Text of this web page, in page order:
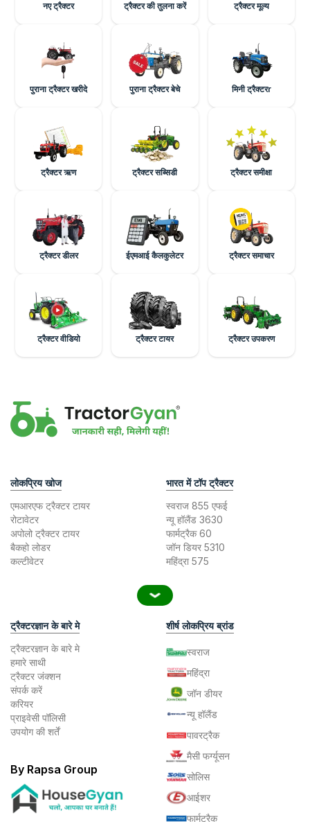
नए ट्रैक्टर ट्रैक्टर की तुलना करें ट्रैक्टर मूल्य
पुराना ट्रैक्टर खरीदे पुराना ट्रैक्टर बेचे मिनी ट्रैक्टरr
ट्रैक्टर ऋण ट्रैक्टर सब्सिडी ट्रैक्टर समीक्षा
ट्रैक्टर डीलर ईएमआई कैलकुलेटर ट्रैक्टर समाचार
ट्रैक्टर वीडियो ट्रैक्टर टायर ट्रैक्टर उपकरण
लोकप्रिय खोज
एमआरएफ ट्रैक्टर टायर
रोटावेटर
अपोलो ट्रैक्टर टायर
बैकहो लोडर
कल्टीवेटर
भारत में टॉप ट्रैक्टर
स्वराज 855 एफई
न्यू हॉलैंड 3630
फार्मट्रैक 60
जॉन डियर 5310
महिंद्रा 575
ट्रैक्टरज्ञान के बारे मे
ट्रैक्टरज्ञान के बारे मे
हमारे साथी
ट्रैक्टर जंक्शन
संपर्क करें
करियर
प्राइवेसी पॉलिसी
उपयोग की शर्तें
By Rapsa Group
शीर्ष लोकप्रिय ब्रांड
स्वराज
महिंद्रा
जॉन डीयर
न्यू हॉलैंड
पावरट्रैक
मैसी फर्ग्यूसन
सोलिस
आईशर
फार्मट्रैक